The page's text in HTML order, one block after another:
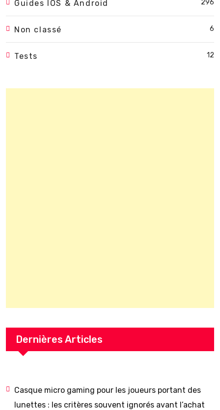
Guides IOS & Android 296
Non classé 6
Tests 12
Dernières Articles
Casque micro gaming pour les joueurs portant des
lunettes : les critères souvent ignorés avant l’achat